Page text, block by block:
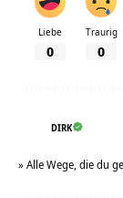
Liebe
0
Traurig
0
DIRK
» Alle Wege, die du